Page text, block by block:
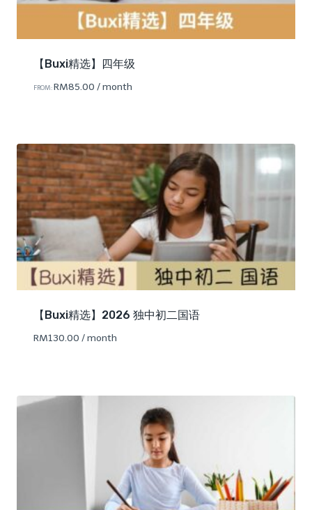
【Buxi精选】四年级
FROM:RM85.00 / month
【Buxi精选】2026 独中初二国语
RM130.00 / month